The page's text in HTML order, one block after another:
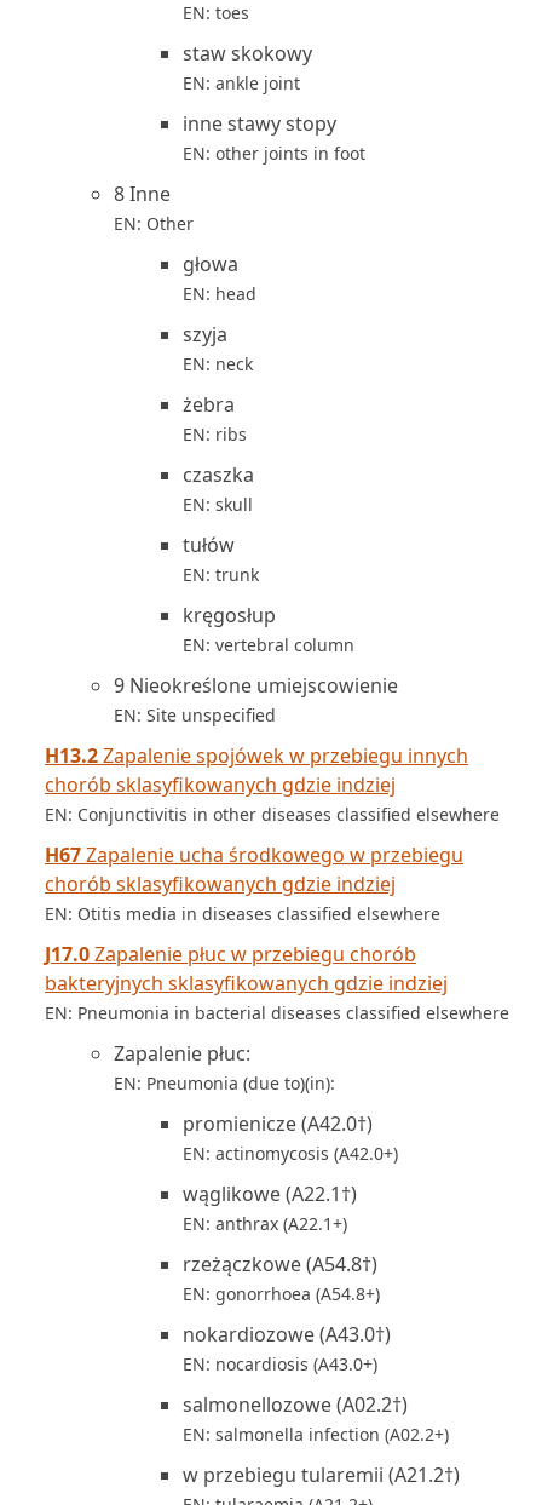
EN: toes
staw skokowy
EN: ankle joint
inne stawy stopy
EN: other joints in foot
8 Inne
EN: Other
głowa
EN: head
szyja
EN: neck
żebra
EN: ribs
czaszka
EN: skull
tułów
EN: trunk
kręgosłup
EN: vertebral column
9 Nieokreślone umiejscowienie
EN: Site unspecified
H13.2Zapalenie spojówek w przebiegu innych
chorób sklasyfikowanych gdzie indziej
EN: Conjunctivitis in other diseases classified elsewhere
H67Zapalenie ucha środkowego w przebiegu
chorób sklasyfikowanych gdzie indziej
EN: Otitis media in diseases classified elsewhere
J17.0Zapalenie płuc w przebiegu chorób
bakteryjnych sklasyfikowanych gdzie indziej
EN: Pneumonia in bacterial diseases classified elsewhere
Zapalenie płuc:
EN: Pneumonia (due to)(in):
promienicze (A42.0†)
EN: actinomycosis (A42.0+)
wąglikowe (A22.1†)
EN: anthrax (A22.1+)
rzeżączkowe (A54.8†)
EN: gonorrhoea (A54.8+)
nokardiozowe (A43.0†)
EN: nocardiosis (A43.0+)
salmonellozowe (A02.2†)
EN: salmonella infection (A02.2+)
w przebiegu tularemii (A21.2†)